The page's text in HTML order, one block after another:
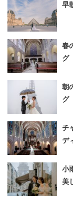
早
春
グ
朝
グ
チ
デ
小
美